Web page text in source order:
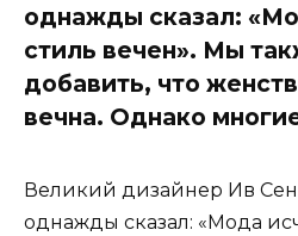
однажды сказал:
стиль вечен». Мы
добавить, что
вечна. Однако
Великий дизайнер Ив
однажды сказал: «Мода